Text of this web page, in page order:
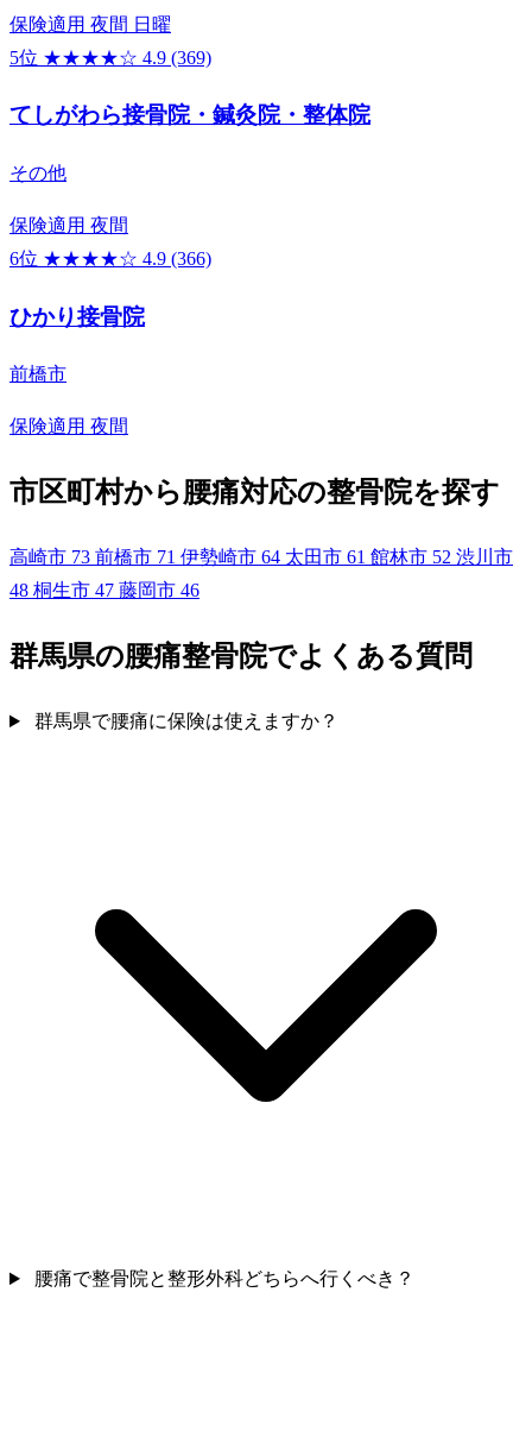
保険適用 夜間 日曜
5位 ★★★★☆ 4.9 (369)
てしがわら接骨院・鍼灸院・整体院
その他
保険適用 夜間
6位 ★★★★☆ 4.9 (366)
ひかり接骨院
前橋市
保険適用 夜間
市区町村から腰痛対応の整骨院を探す
高崎市 73 前橋市 71 伊勢崎市 64 太田市 61 館林市 52 渋川市
48 桐生市 47 藤岡市 46
群馬県の腰痛整骨院でよくある質問
群馬県で腰痛に保険は使えますか？
腰痛で整骨院と整形外科どちらへ行くべき？